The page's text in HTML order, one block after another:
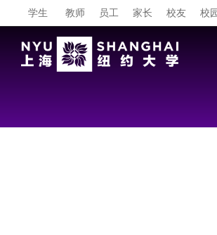
学生 教师 员工 家长 校友 校